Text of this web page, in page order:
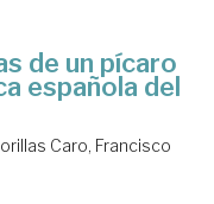
de un pícaro
española del
Caro, Francisco